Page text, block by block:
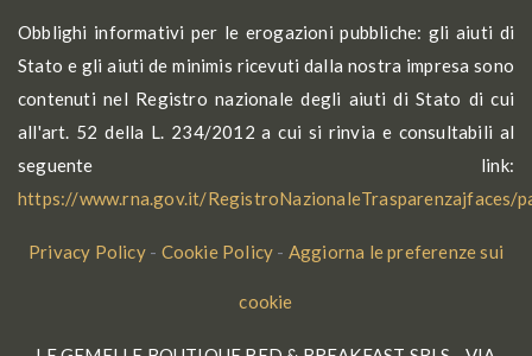
Obblighi informativi per le erogazioni pubbliche: gli aiuti di
Stato e gli aiuti de minimis ricevuti dalla nostra impresa sono
contenuti nel Registro nazionale degli aiuti di Stato di cui
all'art. 52 della L. 234/2012 a cui si rinvia e consultabili al
seguente link:
https://www.rna.gov.it/RegistroNazionaleTrasparenzajfaces/
Privacy Policy- Cookie Policy - Aggiorna le preferenze sui
cookie